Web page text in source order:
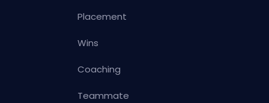
Placement
Wins
Coaching
Teammate